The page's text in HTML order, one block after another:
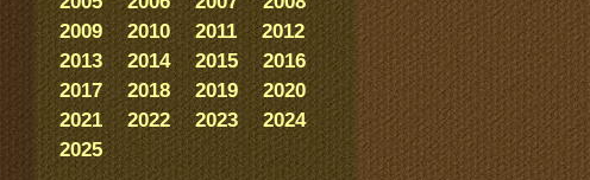
2009
2010 2011
2012
2013
2014 2015
2016
2017
2018 2019
2020
2021
2022 2023
2024
2025